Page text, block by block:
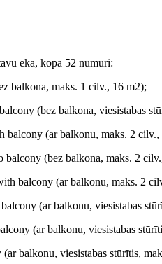
ēka, kopā 52 numuri:
balkona, maks. 1 cilv., 16 m2);
(bez balkona, viesistabas
balcony (ar balkonu, maks. 2 cilv.,
balcony (bez balkona, maks. 2
balcony (ar balkonu, maks. 2
(ar balkonu, viesistabas
(ar balkonu, viesistabas
balkonu, viesistabas stūrītis,